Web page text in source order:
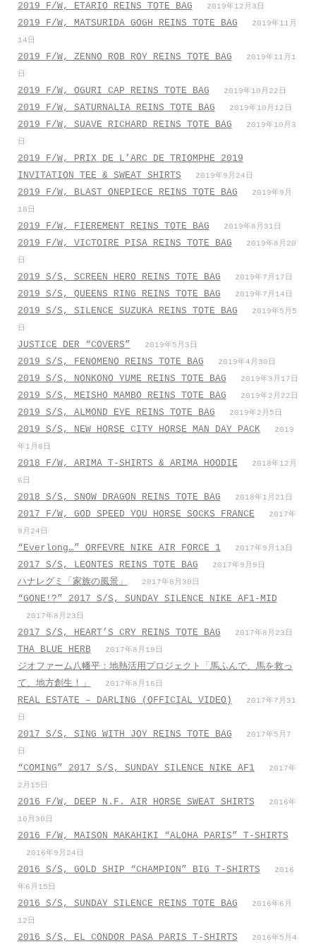
2019 F/W, ETARIO REINS TOTE BAG 2019年12月3日
2019 F/W, MATSURIDA GOGH REINS TOTE BAG
2019年11月
14日
2019 F/W, ZENNO ROB ROY REINS TOTE BAG
2019年11月1
日
2019 F/W, OGURI CAP REINS TOTE BAG 2019年10月22日
2019 F/W, SATURNALIA REINS TOTE BAG 2019年10月12日
2019 F/W, SUAVE RICHARD REINS TOTE BAG
2019年10月3
日
2019 F/W, PRIX DE L’ARC DE TRIOMPHE 2019
INVITATION TEE & SWEAT SHIRTS
2019年9月24日
2019 F/W, BLAST ONEPIECE REINS TOTE BAG
2019年9月
18日
2019 F/W, FIEREMENT REINS TOTE BAG 2019年8月31日
2019 F/W, VICTOIRE PISA REINS TOTE BAG
2019年8月20
日
2019 S/S, SCREEN HERO REINS TOTE BAG 2019年7月17日
2019 S/S, QUEENS RING REINS TOTE BAG 2019年7月14日
2019 S/S, SILENCE SUZUKA REINS TOTE BAG
2019年5月5
日
JUSTICE DER “COVERS” 2019年5月3日
2019 S/S, FENOMENO REINS TOTE BAG 2019年4月30日
2019 S/S, NONKONO YUME REINS TOTE BAG 2019年3月17日
2019 S/S, MEISHO MAMBO REINS TOTE BAG 2019年2月22日
2019 S/S, ALMOND EYE REINS TOTE BAG 2019年2月5日
2019 S/S, NEW HORSE CITY HORSE MAN DAY PACK
2019
年1月8日
2018 F/W, ARIMA T-SHIRTS & ARIMA HOODIE
2018年12月
6日
2018 S/S, SNOW DRAGON REINS TOTE BAG 2018年1月21日
2017 F/W, GOD SPEED YOU HORSE SOCKS FRANCE
2017年
9月24日
“Everlong…” ORFEVRE NIKE AIR FORCE 1 2017年9月13日
2017 S/S, LEONTES REINS TOTE BAG 2017年9月9日
ハナレグミ「家族の風景」 2017年8月30日
“GONE!?” 2017 S/S, SUNDAY SILENCE NIKE AF1-MID
2017年8月23日
2017 S/S, HEART’S CRY REINS TOTE BAG 2017年8月23日
THA BLUE HERB 2017年8月19日
ジオファーム八幡平：地熱活用プロジェクト「馬ふんで、馬を救っ
て、地方創生！」
2017年8月16日
REAL ESTATE – DARLING (OFFICIAL VIDEO)
2017年7月31
日
2017 S/S, SING WITH JOY REINS TOTE BAG
2017年5月7
日
“COMING” 2017 S/S, SUNDAY SILENCE NIKE AF1
2017年
2月15日
2016 F/W, DEEP N.F. AIR HORSE SWEAT SHIRTS
2016年
10月30日
2016 F/W, MAISON MAKAHIKI “ALOHA PARIS” T-SHIRTS
2016年9月24日
2016 S/S, GOLD SHIP “CHAMPION” BIG T-SHIRTS
2016
年6月15日
2016 S/S, SUNDAY SILENCE REINS TOTE BAG
2016年6月
12日
2016 S/S, EL CONDOR PASA PARIS T-SHIRTS
2016年5月4